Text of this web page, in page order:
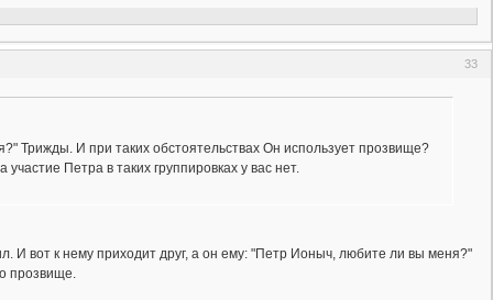
33
И при таких обстоятельствах Он использует прозвище?
Петра в таких группировках у вас нет.
И вот к нему приходит друг, а он ему: "Петр Ионыч, любите ли вы меня?"
прозвище.